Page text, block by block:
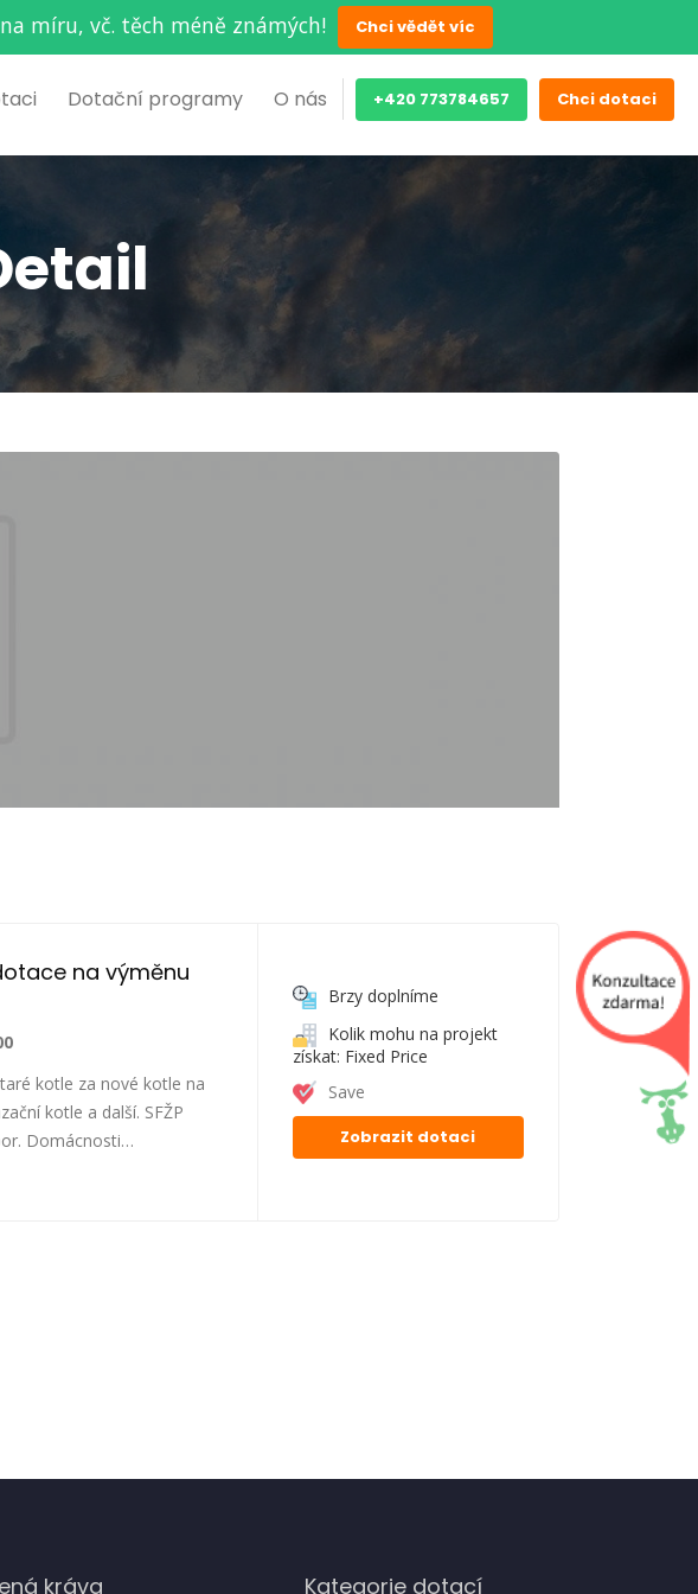
míru, vč. těch méně známých! Chci vědět víc
Dotační programy O nás +420 773784657 Chci dotaci
na výměnu
kotle za nové kotle na
kotle a další. SFŽP
Domácnosti…
Brzy doplníme
Kolik mohu na projekt
získat: Fixed Price
Save
Zobrazit dotaci
kráva Kategorie dotací